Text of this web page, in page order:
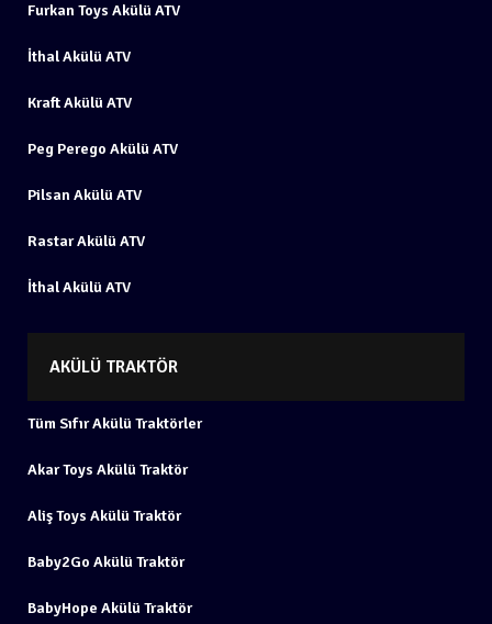
Furkan Toys Akülü ATV
İthal Akülü ATV
Kraft Akülü ATV
Peg Perego Akülü ATV
Pilsan Akülü ATV
Rastar Akülü ATV
İthal Akülü ATV
AKÜLÜ TRAKTÖR
Tüm Sıfır Akülü Traktörler
Akar Toys Akülü Traktör
Aliş Toys Akülü Traktör
Baby2Go Akülü Traktör
BabyHope Akülü Traktör